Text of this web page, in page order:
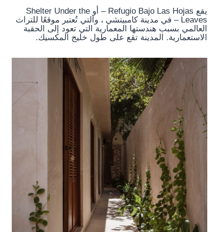
يقع Refugio Bajo Las Hojas – أو Shelter Under the
Leaves – في مدينة كامبيتشي ، والتي تُعتبر موقعًا للتراث
العالمي بسبب هندستها المعمارية التي تعود إلى الحقبة
الاستعمارية. المدينة تقع على طول خليج المكسيك.